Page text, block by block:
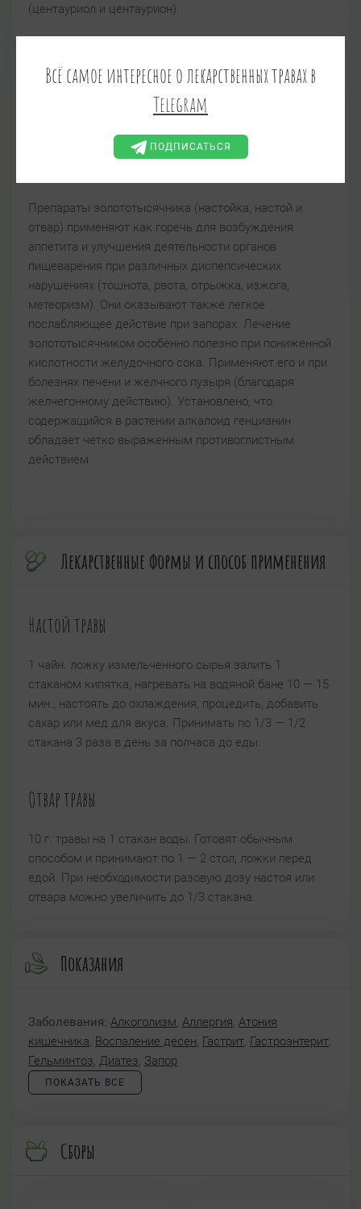
(центауриол и центаурион).
Фармакологические свойства и применение
Фармакологическая группа: Антигельминтное
Общетонизирующее,Общеукрепляющее
Препараты золототысячника (настойка, настой и
отвар) применяют как горечь для возбуждения
аппетита и улучшения деятельности органов
пищеварения при различных диспепсических
нарушениях (тошнота, рвота, отрыжка, изжога,
метеоризм). Они оказывают также легкое
послабляющее действие при запорах. Лечение
золототысячником особенно полезно при пониженной
кислотности желудочного сока. Применяют его и при
болезнях печени и желчного пузыря (благодаря
желчегонному действию). Установлено, что
содержащийся в растении алкалоид генцианин
обладает четко выраженным противоглистным
действием
Лекарственные формы и способ применения
Настой травы
1 чайн. ложку измельченного сырья залить 1
стаканом кипятка, нагревать на водяной бане 10 — 15
мин., настоять до охлаждения, процедить, добавить
сахар или мед для вкуса. Принимать по 1/3 — 1/2
стакана 3 раза в день за полчаса до еды.
Отвар травы
10 г. травы на 1 стакан воды. Готовят обычным
способом и принимают по 1 — 2 стол, ложки перед
едой. При необходимости разовую дозу настоя или
отвара можно увеличить до 1/3 стакана.
Показания
Заболевания: Алкоголизм, Аллергия, Атония
кишечника, Воспаление десен, Гастрит, Гастроэнтерит,
Гельминтоз, Диатез, Запор
ПОКАЗАТЬ ВСЕ
Сборы
Всё самое интересное о лекарственных травах в
Telegram
ПОДПИСАТЬСЯ